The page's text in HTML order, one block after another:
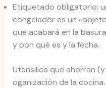
Etiquetado obligatorio:
congelador es un
que acabará en la
y pon qué es y la fecha.
Utensilios que ahorran
oganización de la cocina.